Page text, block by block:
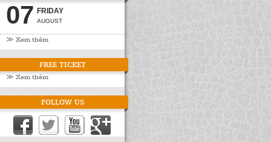
07 FRIDAY
AUGUST
≫ Xem thêm
FREE TICKET
≫ Xem thêm
FOLLOW US